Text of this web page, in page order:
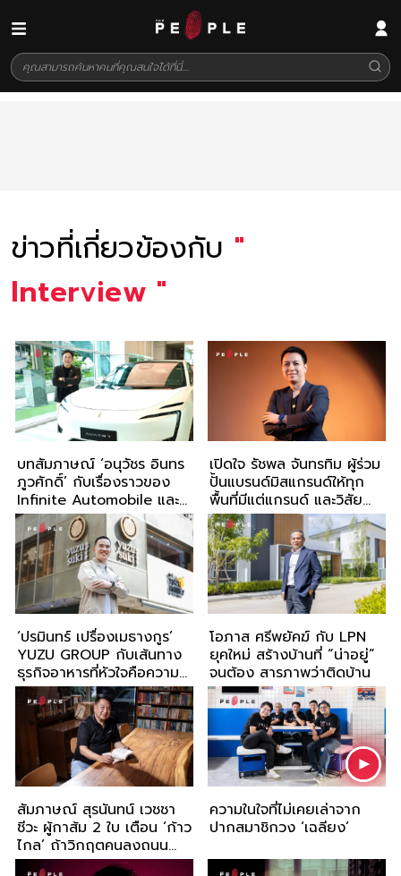
ข่าวที่เกี่ยวข้องกับ "
Interview "
บทสัมภาษณ์ ‘อนุวัชร อินทร
ภูวศักดิ์’ กับเรื่องราวของ
Infinite Automobile และ
การสร้างความเชื่อมั่นใน
อุตสาหกรรม EV ผ่าน
AVATR และ DEEPAL
เปิดใจ รัชพล จันทรทิม ผู้ร่วม
ปั้นแบรนด์มิสแกรนด์ให้ทุก
พื้นที่มีแต่แกรนด์ และวิสัย
ทัศน์ใหม่ของ MGI จากธุรกิจ
นางงาม สู่อีคอมเมิร์ซ และ
แพลตฟอร์มอีโคโนมี
‘ปรมินทร์ เปรื่องเมธางกูร’
YUZU GROUP กับเส้นทาง
ธุรกิจอาหารที่หัวใจคือความ
อร่อยและเจ้าของต้องใส่ใจ
โอภาส ศรีพยัคฆ์ กับ LPN
ยุคใหม่ สร้างบ้านที่ “น่าอยู่”
จนต้อง สารภาพว่าติดบ้าน
สัมภาษณ์ สุรนันทน์ เวชชา
ชีวะ ผู้กาส้ม 2 ใบ เตือน ‘ก้าว
ไกล’ ถ้าวิกฤตคนลงถนน
เสี่ยงรัฐประหาร
ความในใจที่ไม่เคยเล่าจาก
ปากสมาชิกวง ‘เฉลียง’